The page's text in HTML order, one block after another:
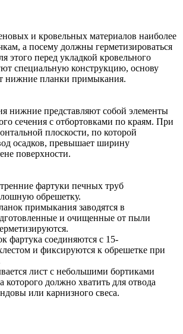
и кровельных материалов наиболее
а посему должны герметизироваться
этого перед укладкой кровельного
специальную конструкцию, основу
нижние планки примыкания.
нижние представляют собой элементы
сечения с отбортовками по краям. При
плоскости, по которой
осадков, превышает ширину
поверхности.
фартуки печных труб
обрешетку.
примыкания заводятся в
и очищенные от пыли
фартука соединяются с 15-
и фиксируются к обрешетке при
лист с небольшими бортиками
которого должно хватить для отвода
или карнизного свеса.